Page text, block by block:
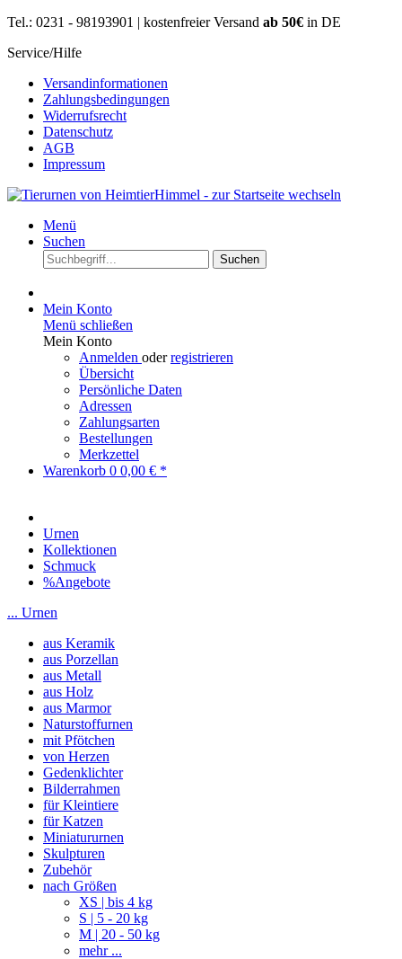
Tel.: 0231 - 98193901 | kostenfreier Versand ab 50€ in DE
Service/Hilfe
Versandinformationen
Zahlungsbedingungen
Widerrufsrecht
Datenschutz
AGB
Impressum
Menü
Suchen
Suchen
Mein Konto
Menü schließen
Mein Konto
Anmelden oderregistrieren
Übersicht
Persönliche Daten
Adressen
Zahlungsarten
Bestellungen
Merkzettel
Warenkorb 0 0,00 € *
Urnen
Kollektionen
Schmuck
%Angebote
... Urnen
aus Keramik
aus Porzellan
aus Metall
aus Holz
aus Marmor
Naturstoffurnen
mit Pfötchen
von Herzen
Gedenklichter
Bilderrahmen
für Kleintiere
für Katzen
Miniatururnen
Skulpturen
Zubehör
nach Größen
XS | bis 4 kg
S | 5 - 20 kg
M | 20 - 50 kg
mehr ...